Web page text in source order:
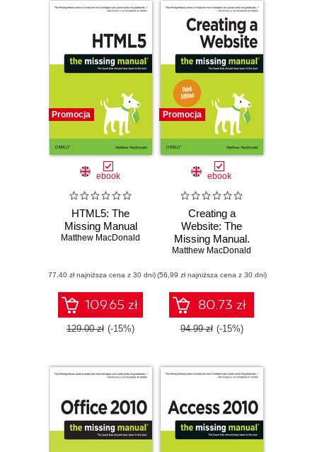
Promocja
ebook
HTML5: The
Missing Manual
Matthew MacDonald
(77,40 zł najniższa cena z 30 dni)
109.65 zł
129.00 zł (-15%)
Promocja
ebook
Creating a
Website: The
Missing Manual.
3rd Edition
Matthew MacDonald
(56,99 zł najniższa cena z 30 dni)
80.73 zł
94.99 zł (-15%)